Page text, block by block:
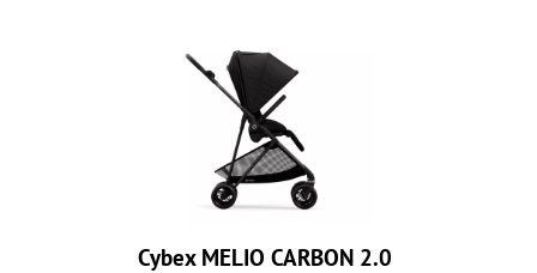
Cybex MELIO CARBON 2.0